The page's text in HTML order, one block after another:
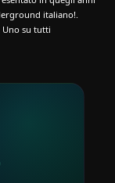
italiano!.
su tutti